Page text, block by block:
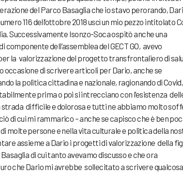
del Parco Basaglia che io stavo perorando,
116 dell’ottobre 2018 uscì un mio pezzo intitolato
Successivamente Isonzo-Soca ospitò anche una
dell’assemblea del GECT GO, avevo
la valorizzazione del progetto transfrontaliero di
occasione di scrivere articoli per Dario, anche se
la politica cittadina e nazionale, ragionando di
prima o poi si intrecciano con l’esistenza
strada difficile e dolorosa e tutti ne abbiamo molto
di cui mi rammarico – anche se capisco che è ben
molte persone e nella vita culturale e politica della
assieme a Dario i progetti di valorizzazione della
di cui tanto avevamo discusso e che ora
che Dario mi avrebbe sollecitato a scrivere